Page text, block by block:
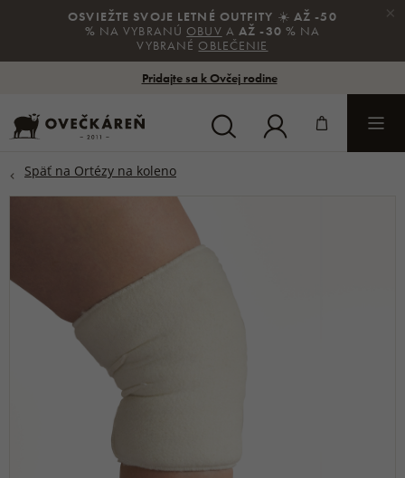
OSVIEŽTE SVOJE LETNÉ OUTFITY ☀️ AŽ -50
% NA VYBRANÚ OBUV AAŽ -30 % NA
VYBRANÉ OBLEČENIE
×
Pridajte sa k Ovčej rodine